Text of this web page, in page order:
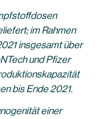
im Rahmen
insgesamt über
und Pfizer
bis Ende 2021.
einer